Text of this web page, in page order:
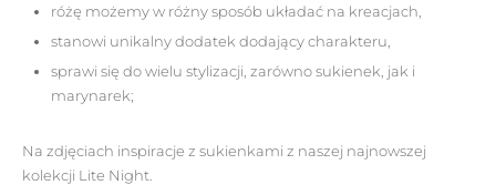
różę możemy w różny sposób układać na kreacjach,
stanowi unikalny dodatek dodający charakteru,
sprawi się do wielu stylizacji, zarówno sukienek, jak i
marynarek;
Na zdjęciach inspiracje z sukienkami z naszej najnowszej
kolekcji Lite Night.